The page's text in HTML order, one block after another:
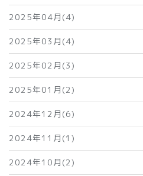
2025年04月(4)
2025年03月(4)
2025年02月(3)
2025年01月(2)
2024年12月(6)
2024年11月(1)
2024年10月(2)